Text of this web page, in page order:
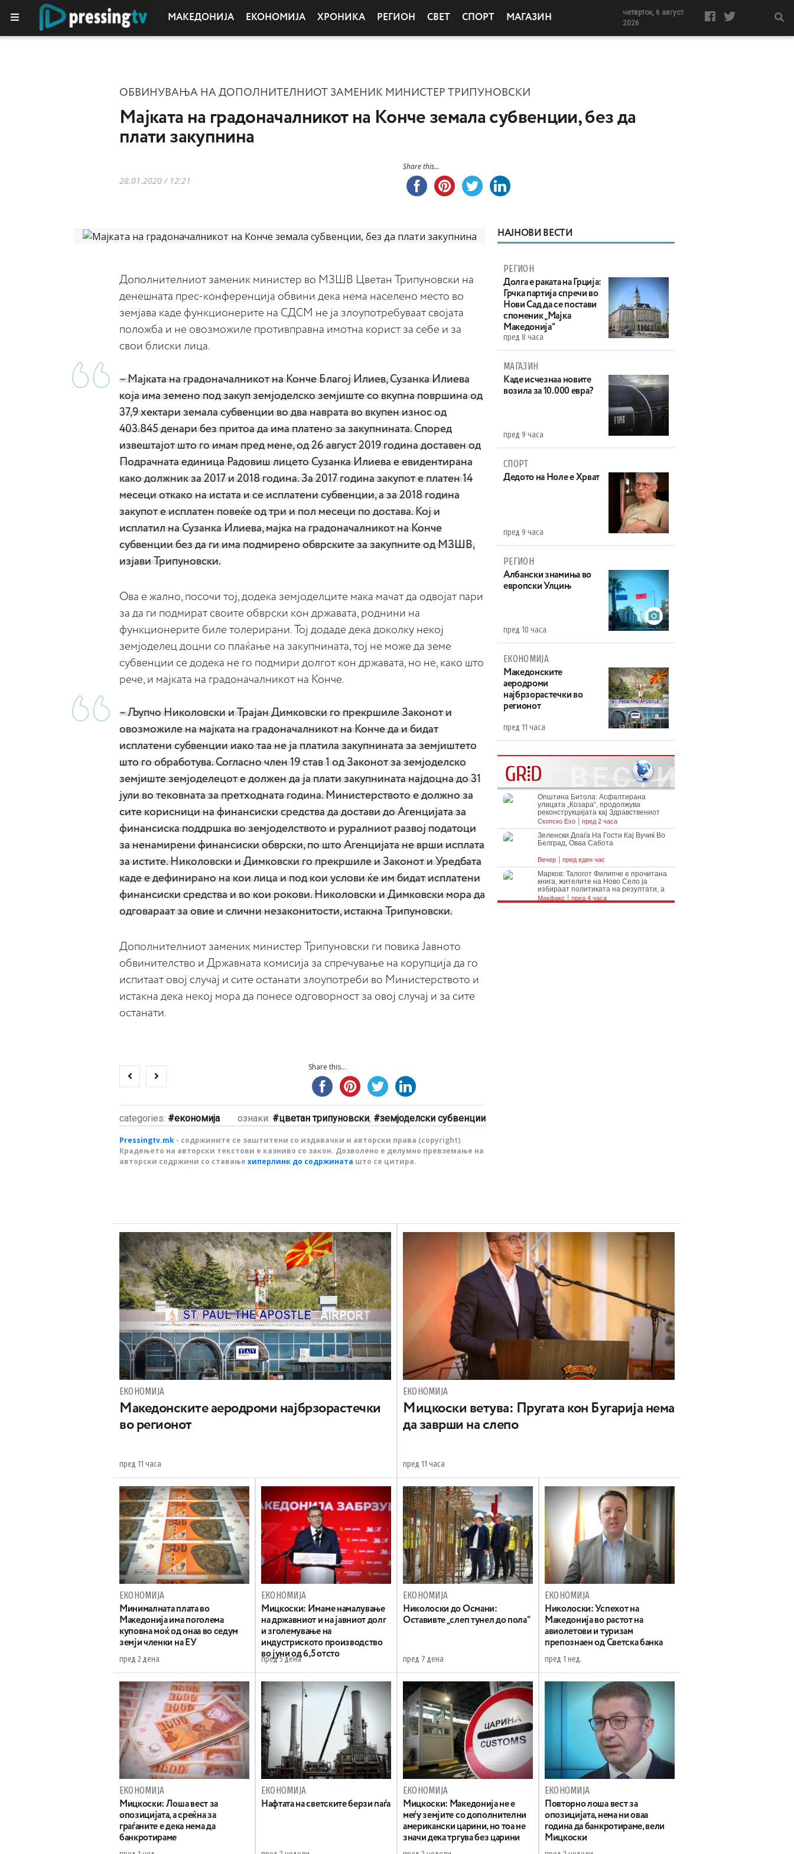
МАКЕДОНИЈА ЕКОНОМИЈА ХРОНИКА РЕГИОН СВЕТ СПОРТ МАГАЗИН
четврток, 6 август
2026
ОБВИНУВАЊА НА ДОПОЛНИТЕЛНИОТ ЗАМЕНИК МИНИСТЕР ТРИПУНОВСКИ
Мајката на градоначалникот на Конче земала субвенции, без да
плати закупнина
28.01.2020 / 12:21
Share this...
Дополнителниот заменик министер во МЗШВ Цветан Трипуновски на
денешната прес-конференција обвини дека нема населено место во
земјава каде функционерите на СДСМ не ја злоупотребуваат својата
положба и не овозможиле противправна имотна корист за себе и за
свои блиски лица.
– Мајката на градоначалникот на Конче Благој Илиев, Сузанка Илиева
која има земено под закуп земјоделско земјиште со вкупна површина од
37,9 хектари земала субвенции во два наврата во вкупен износ од
403.845 денари без притоа да има платено за закупнината. Според
извештајот што го имам пред мене, од 26 август 2019 година доставен од
Подрачната единица Радовиш лицето Сузанка Илиева е евидентирана
како должник за 2017 и 2018 година. За 2017 година закупот е платен 14
месеци откако на истата и се исплатени субвенции, а за 2018 година
закупот е исплатен повеќе од три и пол месеци по достава. Кој и
исплатил на Сузанка Илиева, мајка на градоначалникот на Конче
субвенции без да ги има подмирено обврските за закупните од МЗШВ,
изјави Трипуновски.
Ова е жално, посочи тој, додека земјоделците мака мачат да одвојат пари
за да ги подмират своите обврски кон државата, роднини на
функционерите биле толерирани. Тој додаде дека доколку некој
земјоделец доцни со плаќање на закупнината, тој не може да земе
субвенции се додека не го подмири долгот кон државата, но не, како што
рече, и мајката на градоначалникот на Конче.
– Љупчо Николовски и Трајан Димковски го прекршиле Законот и
овозможиле на мајката на градоначалникот на Конче да и бидат
исплатени субвенции иако таа не ја платила закупнината за земјиштето
што го обработува. Согласно член 19 став 1 од Законот за земјоделско
земјиште земјоделецот е должен да ја плати закупнината најдоцна до 31
јули во тековната за претходната година. Министерството е должно за
сите корисници на финансиски средства да достави до Агенцијата за
финансиска поддршка во земјоделството и руралниот развој податоци
за ненамирени финансиски обврски, по што Агенцијата не врши исплата
за истите. Николовски и Димковски го прекршиле и Законот и Уредбата
каде е дефинирано на кои лица и под кои услови ќе им бидат исплатени
финансиски средства и во кои рокови. Николовски и Димковски мора да
одговараат за овие и слични незаконитости, истакна Трипуновски.
Дополнителниот заменик министер Трипуновски ги повика Јавното
обвинителство и Државната комисија за спречување на корупција да го
испитаат овој случај и сите останати злоупотреби во Министерството и
истакна дека некој мора да понесе одговорност за овој случај и за сите
останати.
Share this...
categories: економија ознаки: цветан трипуновски, земјоделски субвенции
Pressingtv.mk - содржините се заштитени со издавачки и авторски права (copyright).
Крадењето на авторски текстови е казниво со закон. Дозволено е делумно превземање на
авторски содржини со ставање хиперлинк до содржината што се цитира.
НАЈНОВИ ВЕСТИ
РЕГИОН
Долга е раката на Грција:
Грчка партија спречи во
Нови Сад да се постави
споменик „Мајка
Македонија“
пред 8 часа
МАГАЗИН
Каде исчезнаа новите
возила за 10.000 евра?
пред 9 часа
СПОРТ
Дедото на Ноле е Хрват
пред 9 часа
РЕГИОН
Aлбански знамиња во
европски Улцињ
пред 10 часа
ЕКОНОМИЈА
Maкедонските
аеродроми
најбрзорастечки во
регионот
пред 11 часа
ЕКОНОМИЈА
Maкедонските аеродроми најбрзорастечки
во регионот
пред 11 часа
ЕКОНОМИЈА
Mицкоски ветува: Пругата кон Бугарија нема
да заврши на слепо
пред 11 часа
ЕКОНОМИЈА
Минималната плата во
Македонија има поголема
куповна моќ од онаа во седум
земји членки на ЕУ
пред 2 дена
ЕКОНОМИЈА
Mицкоски: Имаме намалување
на државниот и на јавниот долг
и зголемување на
индустриското производство
во јуни од 6,5 отсто
пред 5 дена
ЕКОНОМИЈА
Николоски до Османи:
Oставивте „слеп тунел до пола“
пред 7 дена
ЕКОНОМИЈА
Николоски: Успехот на
Македонија во растот на
авиолетови и туризам
препознаен од Светска банка
пред 1 нед.
ЕКОНОМИЈА
Мицкоски: Лоша вест за
опозицијата, а среќна за
граѓаните е дека нема да
банкротираме
ЕКОНОМИЈА
Нафтата на светските берзи паѓа
ЕКОНОМИЈА
Мицкоски: Македонија не е
меѓу земјите со дополнителни
американски царини, но тоа не
значи дека тргува без царини
ЕКОНОМИЈА
Повторно лоша вест за
опозицијата, нема ни оваа
година да банкротираме, вели
Мицкоски